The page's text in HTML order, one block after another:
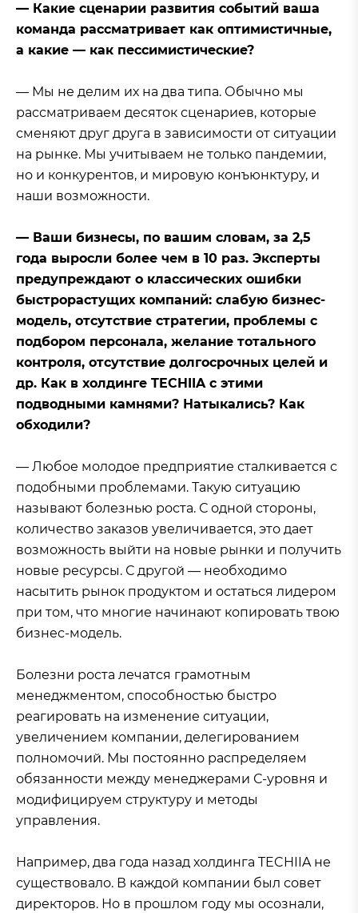
— Какие сценарии развития событий ваша
команда рассматривает как оптимистичные,
а какие — как пессимистические?
— Мы не делим их на два типа. Обычно мы
рассматриваем десяток сценариев, которые
сменяют друг друга в зависимости от ситуации
на рынке. Мы учитываем не только пандемии,
но и конкурентов, и мировую конъюнктуру, и
наши возможности.
— Ваши бизнесы, по вашим словам, за 2,5
года выросли более чем в 10 раз. Эксперты
предупреждают о классических ошибки
быстрорастущих компаний: слабую бизнес-
модель, отсутствие стратегии, проблемы с
подбором персонала, желание тотального
контроля, отсутствие долгосрочных целей и
др. Как в холдинге TECHIIA с этими
подводными камнями? Натыкались? Как
обходили?
— Любое молодое предприятие сталкивается с
подобными проблемами. Такую ситуацию
называют болезнью роста. С одной стороны,
количество заказов увеличивается, это дает
возможность выйти на новые рынки и получить
новые ресурсы. С другой — необходимо
насытить рынок продуктом и остаться лидером
при том, что многие начинают копировать твою
бизнес-модель.
Болезни роста лечатся грамотным
менеджментом, способностью быстро
реагировать на изменение ситуации,
увеличением компании, делегированием
полномочий. Мы постоянно распределяем
обязанности между менеджерами С-уровня и
модифицируем структуру и методы
управления.
Например, два года назад холдинга TECHIIA не
существовало. В каждой компании был совет
директоров. Но в прошлом году мы осознали,